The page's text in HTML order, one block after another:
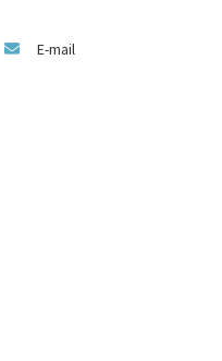
E-mail